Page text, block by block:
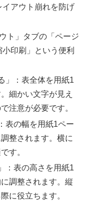
アウト崩れを防げ
ト」タブの「ページ
印刷」という便利
」：表全体を用紙1
細かい文字が見え
注意が必要です。
表の幅を用紙1ペー
整されます。横に
す。
：表の高さを用紙1
調整されます。縦
に役立ちます。